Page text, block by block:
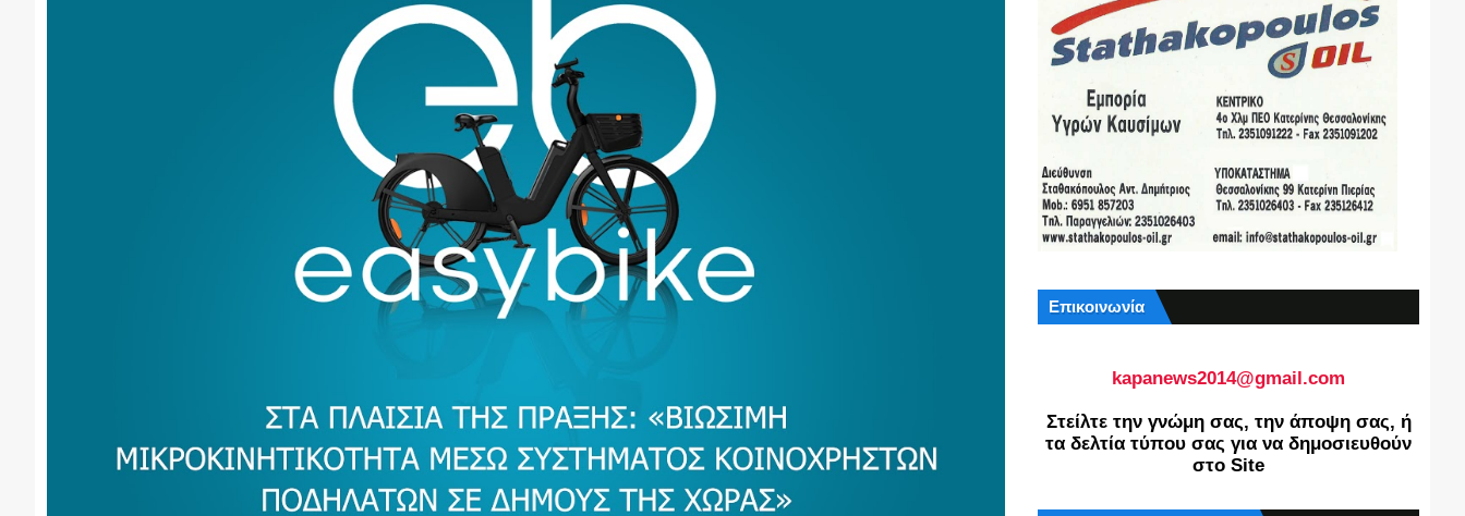
Επικοινωνία
kapanews2014@gmail.com
Στείλτε την γνώμη σας, την άποψη σας, ή
τα δελτία τύπου σας για να δημοσιευθούν
στο Site